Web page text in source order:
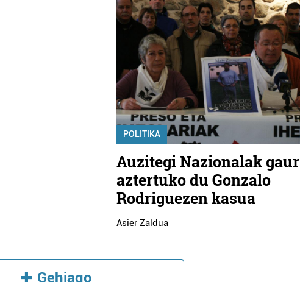
POLITIKA
Auzitegi Nazionalak gaur
aztertuko du Gonzalo
Rodriguezen kasua
Asier Zaldua
Gehiago